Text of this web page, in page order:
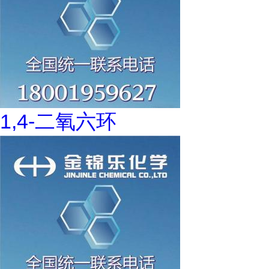
1,4-二氧六环